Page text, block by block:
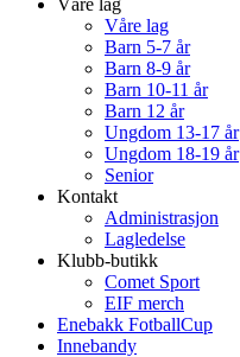
Våre lag
Våre lag
Barn 5-7 år
Barn 8-9 år
Barn 10-11 år
Barn 12 år
Ungdom 13-17 år
Ungdom 18-19 år
Senior
Kontakt
Administrasjon
Lagledelse
Klubb-butikk
Comet Sport
EIF merch
Enebakk FotballCup
Innebandy